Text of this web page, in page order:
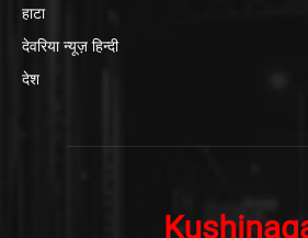
हाटा
देवरिया न्यूज़ हिन्दी
देश